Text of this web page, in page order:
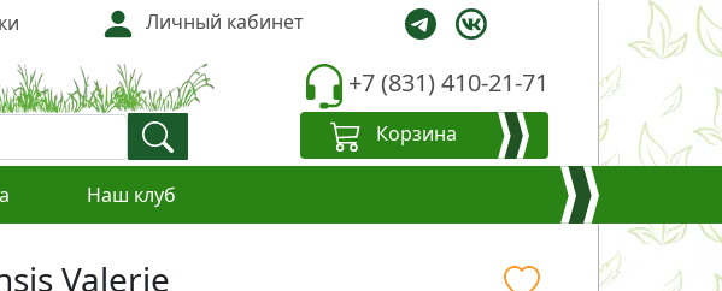
Личный кабинет
+7 (831) 410-21-71
Корзина
Наш клуб
Valerie